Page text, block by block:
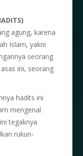
agung, karena
Islam, yakni
seorang
ini, seorang
hadits ini
mengenal
tegaknya
rukun-